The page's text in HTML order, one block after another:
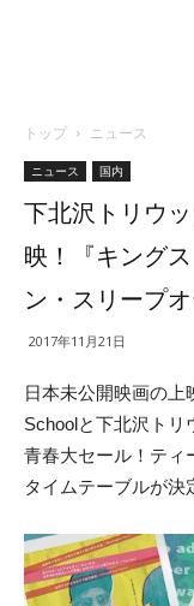
トップ ニュース
ニュース 国内
下北沢トリウ
映！『キング
ン・スリープ
2017年11月21日
⽇本未公開映画の上
Schoolと下北沢トリ
⻘春⼤セール！ティ
タイムテーブルが決